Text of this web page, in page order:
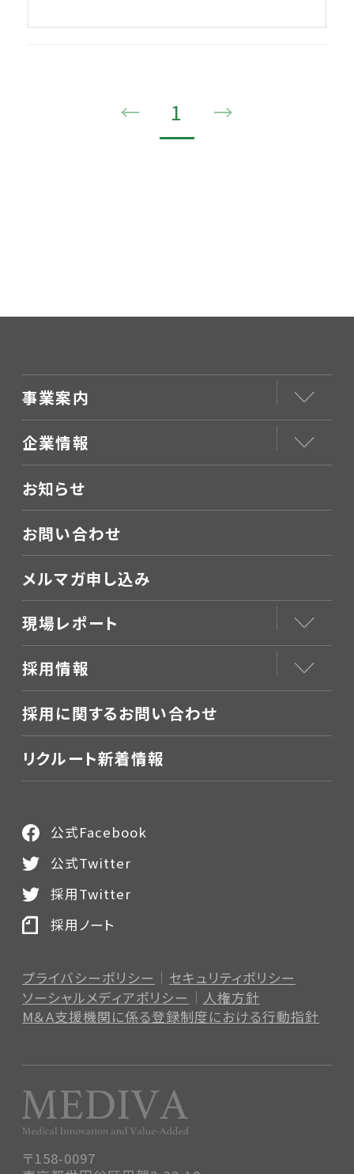
← 1 →
事業案内
企業情報
お知らせ
お問い合わせ
メルマガ申し込み
現場レポート
採用情報
採用に関するお問い合わせ
リクルート新着情報
〒158-0097
プライバシーポリシー
セキュリティポリシー
ソーシャルメディアポリシー
人権方針
M＆A支援機関に係る登録制度における行動指針
公式Facebook
公式Twitter
採用Twitter
採用ノート